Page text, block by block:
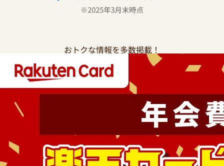
おトクな情報を多数掲載！